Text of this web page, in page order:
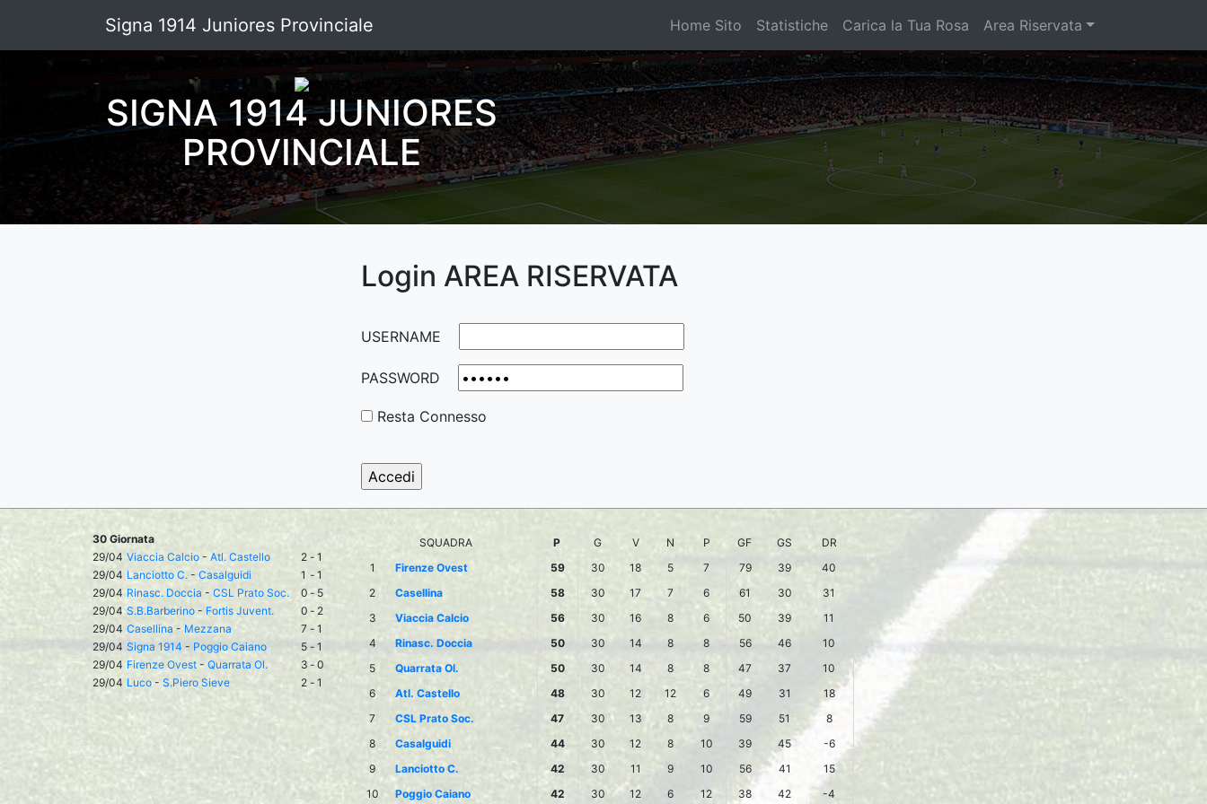
Signa 1914 Juniores Provinciale Home Sito Statistiche Carica la Tua Rosa Area Riservata
SIGNA 1914 JUNIORES
PROVINCIALE
Login AREA RISERVATA
USERNAME
PASSWORD
Resta Connesso
30 Giornata
29/04 Viaccia Calcio - Atl. Castello 2 - 1
29/04 Lanciotto C. - Casalguidi 1 - 1
29/04 Rinasc. Doccia - CSL Prato Soc. 0 - 5
29/04 S.B.Barberino - Fortis Juvent. 0 - 2
29/04 Casellina - Mezzana 7 - 1
29/04 Signa 1914 - Poggio Caiano 5 - 1
29/04 Firenze Ovest - Quarrata Ol. 3 - 0
29/04 Luco- S.Piero Sieve 2 - 1
SQUADRA P G V N P GF GS
DR
1
Firenze Ovest 59 30 18 5 7 79 39
40
2
Casellina 58 30 17 7 6 61 30
31
3
Viaccia Calcio 56 30 16 8 6 50 39
11
4
Rinasc. Doccia 50 30 14 8 8 56 46
10
5
Quarrata Ol. 50 30 14 8 8 47 37
10
6
Atl. Castello 48 30 12 12 6 49 31
18
7
CSL Prato Soc. 47 30 13 8 9 59 51
8
8
Casalguidi 44 30 12 8 10 39 45
-6
9
Lanciotto C. 42 30 11 9 10 56 41
15
10
Poggio Caiano 42 30 12 6 12 38 42 -4